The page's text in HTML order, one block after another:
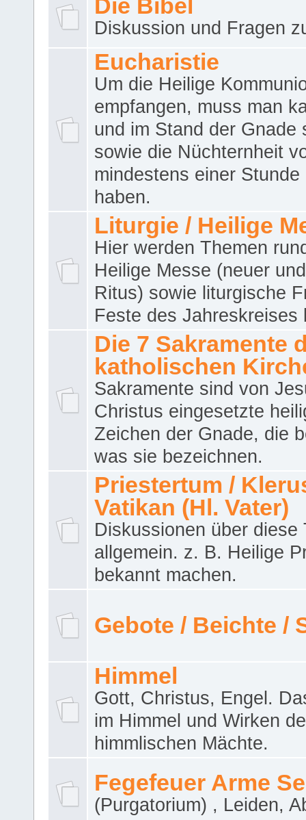
Die Bibel
Diskussion und Fragen
Eucharistie
Um die Heilige
empfangen, muss man
und im Stand der Gnade
sowie die Nüchternheit
mindestens einer Stunde
haben.
Liturgie / Heilige
Hier werden Themen
Heilige Messe (neuer
Ritus) sowie liturgische
Feste des Jahreskreises
Die 7 Sakramente
katholischen
Sakramente sind von
Christus eingesetzte
Zeichen der Gnade, die
was sie bezeichnen.
Priestertum /
Vatikan (Hl. Vater)
Diskussionen über diese
allgemein. z. B. Heilige
bekannt machen.
Gebote / Beichte /
Himmel
Gott, Christus, Engel.
im Himmel und Wirken
himmlischen Mächte.
Fegefeuer Arme
(Purgatorium) , Leiden,